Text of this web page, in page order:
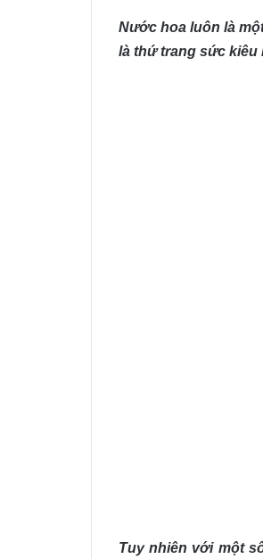
Nước hoa luôn là
là thứ trang sức kiêu
Tuy nhiên với một